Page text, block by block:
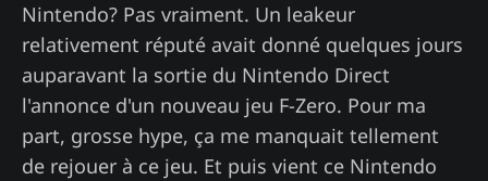
Nintendo? Pas vraiment. Un leakeur
relativement réputé avait donné quelques jours
auparavant la sortie du Nintendo Direct
l'annonce d'un nouveau jeu F-Zero. Pour ma
part, grosse hype, ça me manquait tellement
de rejouer à ce jeu. Et puis vient ce Nintendo